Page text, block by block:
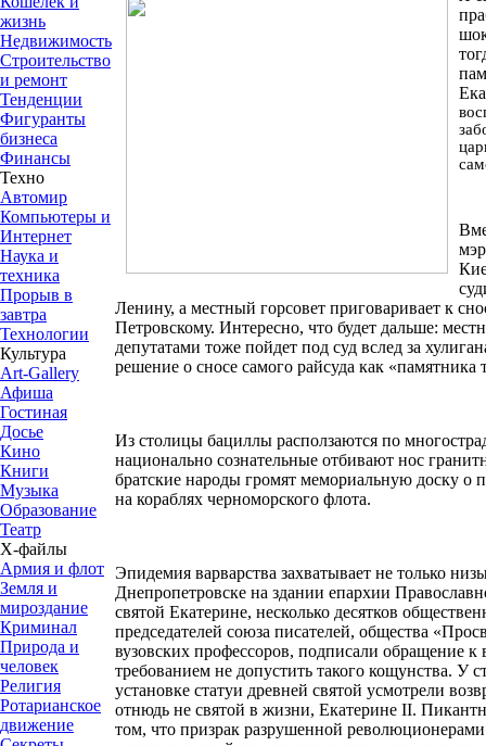
жизнь
Недвижимость
Строительство
и ремонт
Тенденции
Фигуранты
бизнеса
Финансы
Техно
Автомир
Компьютеры и
Интернет
Наука и
техника
Прорыв в
завтра
Технологии
Культура
Art-Gallery
Афиша
Гостиная
Досье
Кино
Книги
Музыка
Образование
Театр
Х-файлы
Армия и флот
Земля и
мироздание
Криминал
Природа и
человек
Религия
Ротарианское
движение
Ленину, а местный горсовет приговаривает к
Петровскому. Интересно, что будет дальше:
депутатами тоже пойдет под суд вслед за
решение о сносе самого райсуда как «памятника
Из столицы бациллы расползаются по
национально сознательные отбивают нос
братские народы громят мемориальную доску о
на кораблях черноморского флота.
Эпидемия варварства захватывает не только
Днепропетровске на здании епархии
святой Екатерине, несколько десятков
председателей союза писателей, общества
вузовских профессоров, подписали обращение к
требованием не допустить такого кощунства. У
установке статуи древней святой усмотрели
отнюдь не святой в жизни, Екатерине II.
том, что призрак разрушенной